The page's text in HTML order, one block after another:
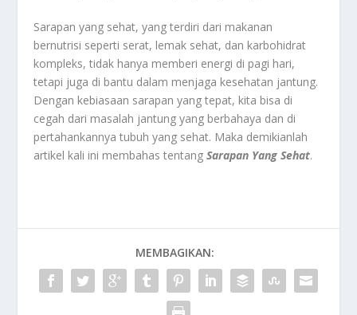
Sarapan yang sehat, yang terdiri dari makanan
bernutrisi seperti serat, lemak sehat, dan karbohidrat
kompleks, tidak hanya memberi energi di pagi hari,
tetapi juga di bantu dalam menjaga kesehatan jantung.
Dengan kebiasaan sarapan yang tepat, kita bisa di
cegah dari masalah jantung yang berbahaya dan di
pertahankannya tubuh yang sehat. Maka demikianlah
artikel kali ini membahas tentangSarapan Yang Sehat.
MEMBAGIKAN: